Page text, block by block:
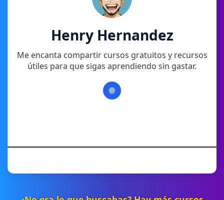
Henry Hernandez
Me encanta compartir cursos gratuitos y recursos
útiles para que sigas aprendiendo sin gastar.
🌐